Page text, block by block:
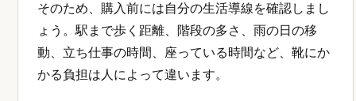
そのため、購入前には自分の生活導線を確認しまし
ょう。駅まで歩く距離、階段の多さ、雨の日の移
動、立ち仕事の時間、座っている時間など、靴にか
かる負担は人によって違います。